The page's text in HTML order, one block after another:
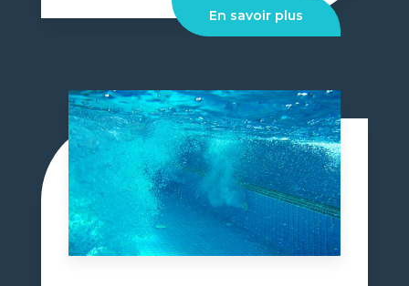
En savoir plus